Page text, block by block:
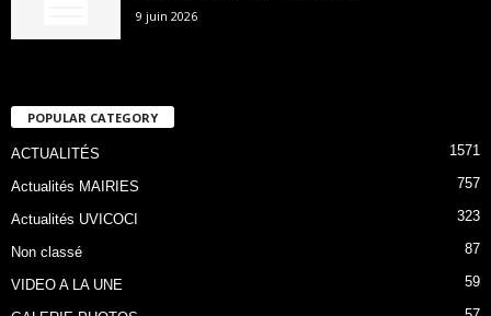
9 juin 2026
POPULAR CATEGORY
ACTUALITÉS 1571
Actualités MAIRIES 757
Actualités UVICOCI 323
Non classé 87
VIDEO A LA UNE 59